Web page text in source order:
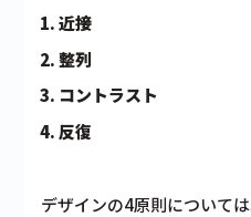
近接
整列
コントラスト
反復
デザインの4原則について